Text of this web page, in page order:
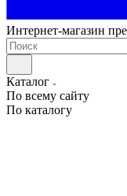
Интернет-магазин
Каталог
По всему сайту
По каталогу